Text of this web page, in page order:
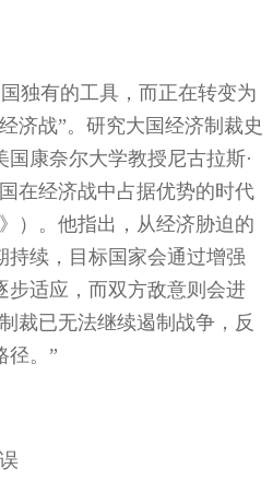
独有的工具，而正在转变为
济战”。研究大国经济制裁史
康奈尔大学教授尼古拉斯·
在经济战中占据优势的时代
）。他指出，从经济胁迫的
持续，目标国家会通过增强
步适应，而双方敌意则会进
裁已无法继续遏制战争，反
径。”